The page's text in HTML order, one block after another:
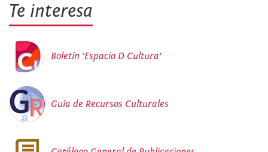
Te interesa
Boletín 'Espacio D Cultura'
Guía de Recursos Culturales